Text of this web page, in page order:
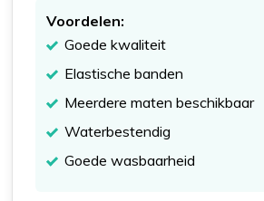
Voordelen:
Goede kwaliteit
Elastische banden
Meerdere maten beschikbaar
Waterbestendig
Goede wasbaarheid